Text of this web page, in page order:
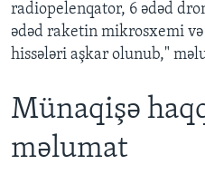
radiopelenqator, 6 ədəd
ədəd raketin mikrosxemi
hissələri aşkar olunub,"
Münaqişə
məlumat